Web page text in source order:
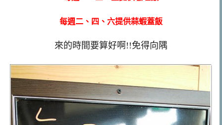
每週二、四、六提供蒜蝦蓋飯
來的時間要算好啊!!免得向隅